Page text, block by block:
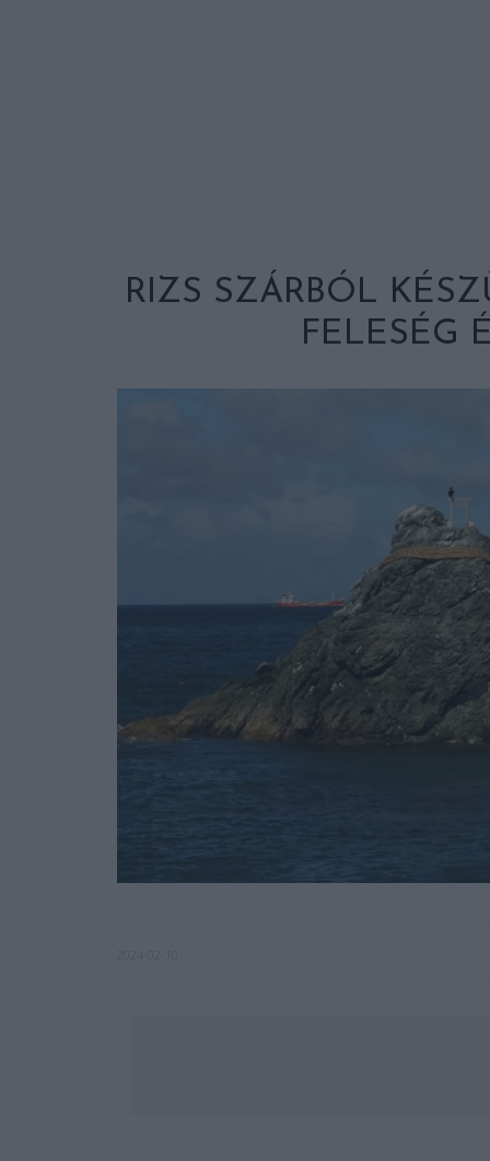
RIZS SZÁRBÓL
FELESÉG